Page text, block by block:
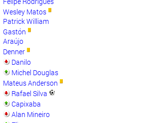
Wesley Matos
Patrick William
Gastón
Araújo
Denner
Danilo
Michel Douglas
Mateus Anderson
Rafael Silva
Capixaba
Alan Mineiro